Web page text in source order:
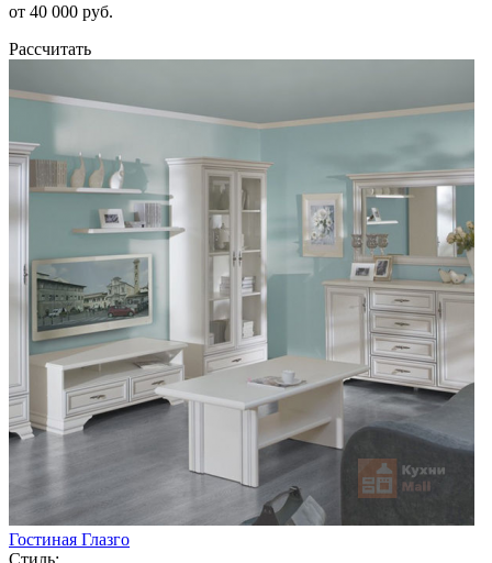
от 40 000 руб.
Рассчитать
Гостиная Глазго
Стиль: